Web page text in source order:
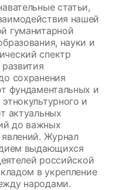
статьи,
нашей
гуманитарной
науки и
спектр
сохранения
фундаментальных и
и
актуальных
до важных
Журнал
выдающихся
российской
в укрепление
народами.